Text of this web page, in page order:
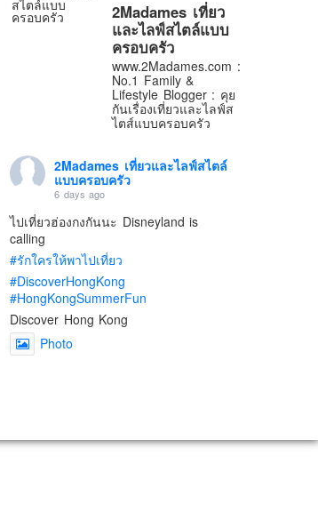
2Madames เที่ยว
และไลฟ์สไตล์แบบ
ครอบครัว
www.2Madames.com :
No.1 Family &
Lifestyle Blogger : คุย
กันเรื่องเที่ยวและไลฟ์ส
ไตส์แบบครอบครัว
2Madames เที่ยวและไลฟ์สไตล์
แบบครอบครัว
6 days ago
ไปเที่ยวฮ่องกงกันนะ Disneyland is
calling
#รักใครให้พาไปเที่ยว
#DiscoverHongKong
#HongKongSummerFun
Discover Hong Kong
Photo
แบบครอบครัว